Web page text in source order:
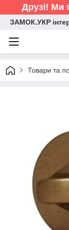
Друзі! Ми
ЗАМОК.УКР
Товари та